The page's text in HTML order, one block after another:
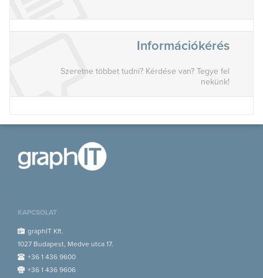
Információkérés
Szeretne többet tudni? Kérdése van? Tegye fel
nekünk!
KAPCSOLAT
graphIT Kft.
1027 Budapest, Medve utca 17.
+36 1 436 9600
+36 1 436 9606